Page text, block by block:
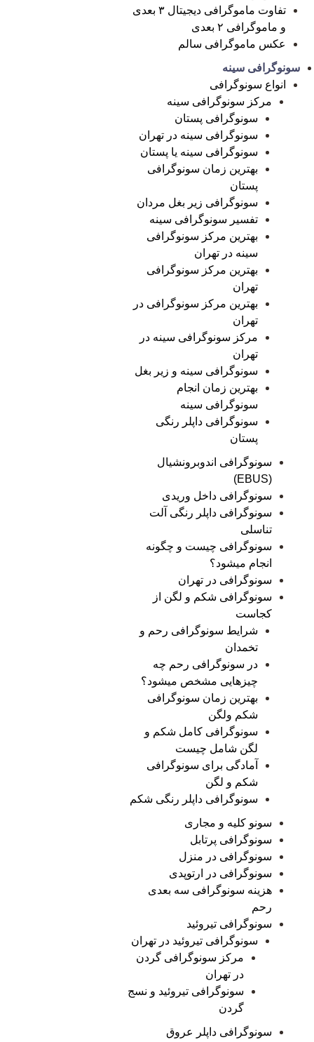
تفاوت ماموگرافی دیجیتال ۳ بعدی
و ماموگرافی ۲ بعدی
عکس ماموگرافی سالم
سونوگرافی سینه
انواع سونوگرافی
مرکز سونوگرافی سینه
سونوگرافی پستان
سونوگرافی سینه در تهران
سونوگرافی سینه یا پستان
بهترین زمان سونوگرافی
پستان
سونوگرافی زیر بغل مردان
تفسیر سونوگرافی سینه
بهترین مرکز سونوگرافی
سینه در تهران
بهترین مرکز سونوگرافی
تهران
بهترین مرکز سونوگرافی در
تهران
مرکز سونوگرافی سینه در
تهران
سونوگرافی سینه و زیر بغل
بهترین زمان انجام
سونوگرافی سینه
سونوگرافی داپلر رنگی
پستان
سونوگرافی اندوبرونشیال
(EBUS)
سونوگرافی داخل وریدی
سونوگرافی داپلر رنگی آلت
تناسلی
سونوگرافی چیست و چگونه
انجام میشود؟
سونوگرافی در تهران
سونوگرافی شکم و لگن از
کجاست
شرایط سونوگرافی رحم و
تخمدان
در سونوگرافی رحم چه
چیزهایی مشخص میشود؟
بهترین زمان سونوگرافی
شکم ولگن
سونوگرافی کامل شکم و
لگن شامل چیست
آمادگی برای سونوگرافی
شکم و لگن
سونوگرافی داپلر رنگی شکم
سونو کلیه و مجاری
سونوگرافی پرتابل
سونوگرافی در منزل
سونوگرافی در ارتوپدی
هزینه سونوگرافی سه بعدی
رحم
سونوگرافی تیروئید
سونوگرافی تیروئید در تهران
مرکز سونوگرافی گردن
در تهران
سونوگرافی تیروئید و نسج
گردن
سونوگرافی داپلر عروق